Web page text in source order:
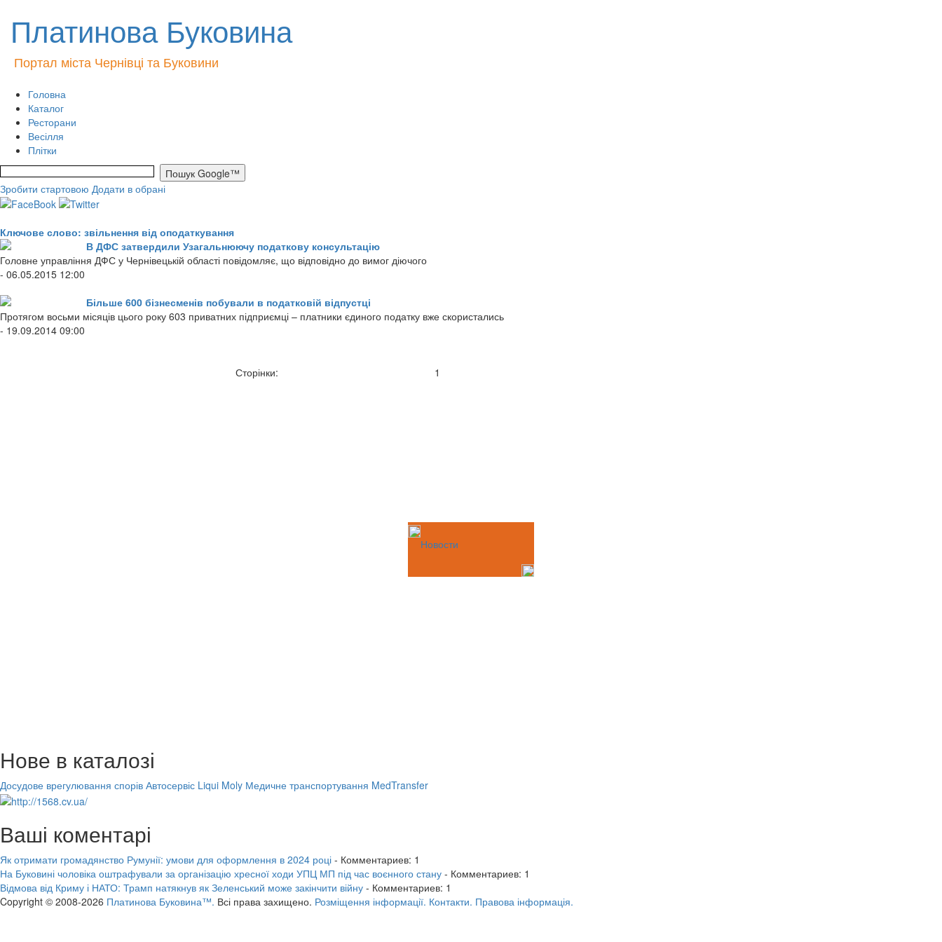
Платинова Буковина
Портал міста Чернівці та Буковини
Головна
Каталог
Ресторани
Весілля
Плітки
Зробити стартовою Додати в обрані
Ключове слово: звільнення від оподаткування
В ДФС затвердили Узагальнюючу податкову консультацію
Головне управління ДФС у Чернівецькій області повідомляє, що відповідно до вимог діючого
- 06.05.2015 12:00
Більше 600 бізнесменів побували в податковій відпустці
Протягом восьми місяців цього року 603 приватних підприємці – платники єдиного податку вже скористались
- 19.09.2014 09:00
Сторінки: 1
Новости
Нове в каталозі
Досудове врегулювання спорів Автосервіс Liqui Moly Медичне транспортування MedTransfer
Ваші коментарі
Як отримати громадянство Румунії: умови для оформлення в 2024 році - Комментариев: 1
На Буковині чоловіка оштрафували за організацію хресної ходи УПЦ МП під час воєнного стану - Комментариев: 1
Відмова від Криму і НАТО: Трамп натякнув як Зеленський може закінчити війну - Комментариев: 1
Copyright © 2008-2026 Платинова Буковина™. Всі права захищено. Розміщення інформації. Контакти. Правова інформація.